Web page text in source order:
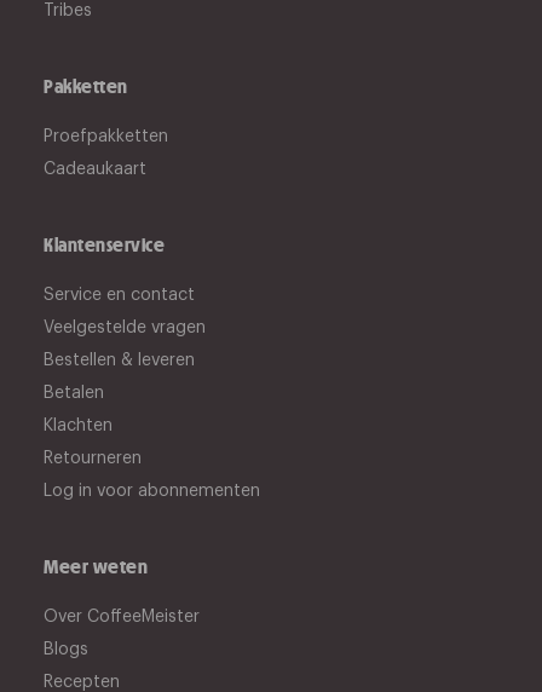
Tribes
Pakketten
Proefpakketten
Cadeaukaart
Klantenservice
Service en contact
Veelgestelde vragen
Bestellen & leveren
Betalen
Klachten
Retourneren
Log in voor abonnementen
Meer weten
Over CoffeeMeister
Blogs
Recepten